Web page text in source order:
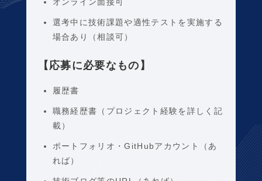
選考中に技術課題や適性テストを実施する
場合あり（相談可）
【応募に必要なもの】
履歴書
職務経歴書（プロジェクト経験を詳しく記
載）
ポートフォリオ・GitHubアカウント（あ
れば）